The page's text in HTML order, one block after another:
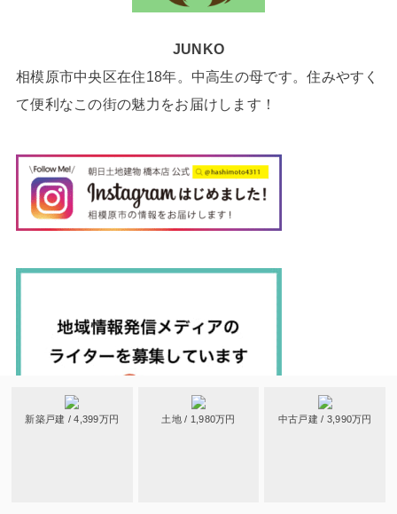
新築戸建 / 4,399万円 土地 / 1,980万円 中古戸建 / 3,990万円
JUNKO
相模原市中央区在住18年。中高生の母です。住みやすく
て便利なこの街の魅力をお届けします！